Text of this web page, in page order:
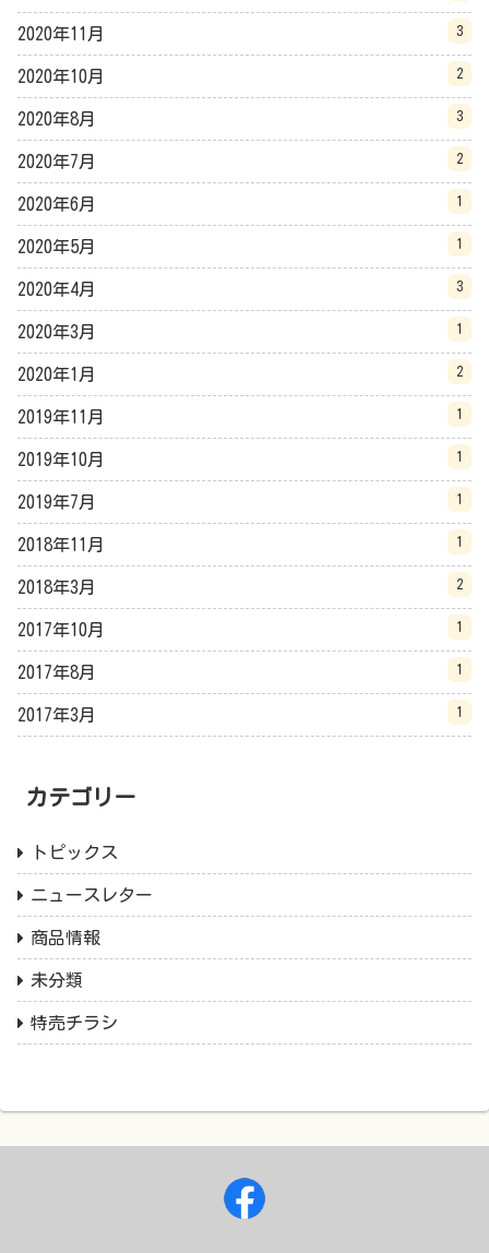
2020年11月 3
2020年10月 2
2020年8月 3
2020年7月 2
2020年6月 1
2020年5月 1
2020年4月 3
2020年3月 1
2020年1月 2
2019年11月 1
2019年10月 1
2019年7月 1
2018年11月 1
2018年3月 2
2017年10月 1
2017年8月 1
2017年3月 1
カテゴリー
トピックス
ニュースレター
商品情報
未分類
特売チラシ